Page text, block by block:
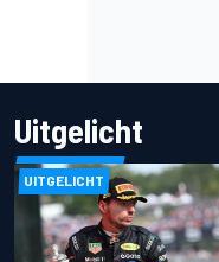
Uitgelicht
UITGELICHT